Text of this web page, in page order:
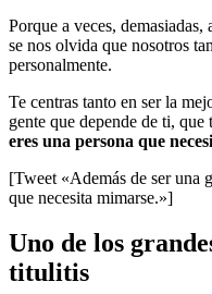
Porque a veces,
se nos olvida que nosotros
personalmente.
Te centras tanto en ser la
gente que depende de ti,
eres una persona que
[Tweet «Además de ser una
que necesita mimarse.»]
Uno de los
titulitis